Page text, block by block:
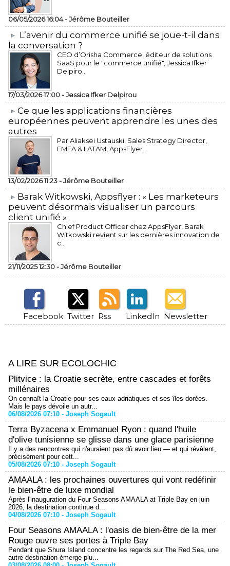
06/05/2026 16:04 -Jérôme Bouteiller
L’avenir du commerce unifié se joue-t-il dans
la conversation ?
CEO d’Orisha Commerce, éditeur de solutions
SaaS pour le "commerce unifié", Jessica Ifker
Delpiro...
17/03/2026 17:00 -Jessica Ifker Delpirou
​Ce que les applications financières
européennes peuvent apprendre les unes des
autres
Par Aliaksei Ustauski, Sales Strategy Director,
EMEA & LATAM, AppsFlyer...
13/02/2026 11:23 -Jérôme Bouteiller
​Barak Witkowski, Appsflyer : « Les marketeurs
peuvent désormais visualiser un parcours
client unifié »
Chief Product Officer chez AppsFlyer, ​Barak
Witkowski revient sur les dernières innovation de
c...
21/11/2025 12:30 -Jérôme Bouteiller
Facebook Twitter Rss LinkedIn Newsletter
A LIRE SUR ECOLOCHIC
Plitvice : la Croatie secrète, entre cascades et forêts
millénaires
On connaît la Croatie pour ses eaux adriatiques et ses îles dorées.
Mais le pays dévoile un autr...
06/08/2026 07:10 - Joseph Sogault
Terra Byzacena x Emmanuel Ryon : quand l'huile
d'olive tunisienne se glisse dans une glace parisienne
Il y a des rencontres qui n'auraient pas dû avoir lieu — et qui révèlent,
précisément pour cett...
05/08/2026 07:10 - Joseph Sogault
AMAALA : les prochaines ouvertures qui vont redéfinir
le bien-être de luxe mondial
Après l'inauguration du Four Seasons AMAALA at Triple Bay en juin
2026, la destination continue d...
04/08/2026 07:10 - Joseph Sogault
Four Seasons AMAALA : l'oasis de bien-être de la mer
Rouge ouvre ses portes à Triple Bay
Pendant que Shura Island concentre les regards sur The Red Sea, une
autre destination émerge plu...